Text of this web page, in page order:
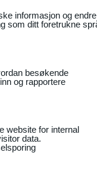
informasjon og
som ditt foretrukne
besøkende
og rapportere
website for internal
data.